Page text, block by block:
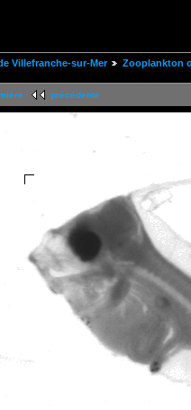
Villefranche-sur-Mer
Zooplankton
précédente